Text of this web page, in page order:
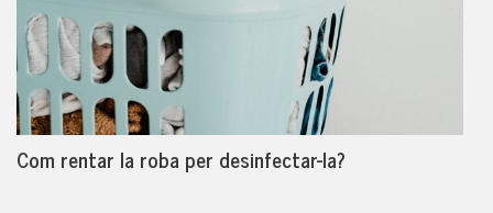
Com rentar la roba per desinfectar-la?